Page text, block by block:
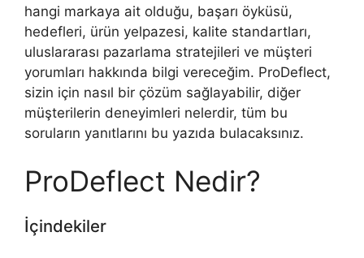
hangi markaya ait olduğu, başarı öyküsü,
hedefleri, ürün yelpazesi, kalite standartları,
uluslararası pazarlama stratejileri ve müşteri
yorumları hakkında bilgi vereceğim. ProDeflect,
sizin için nasıl bir çözüm sağlayabilir, diğer
müşterilerin deneyimleri nelerdir, tüm bu
soruların yanıtlarını bu yazıda bulacaksınız.
ProDeflect Nedir?
İçindekiler